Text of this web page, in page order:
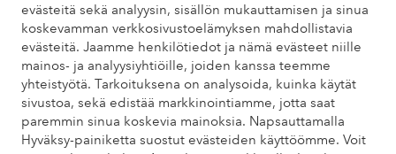
evästeitä sekä analyysin, sisällön mukauttamisen ja sinua
koskevamman verkkosivustoelämyksen mahdollistavia
evästeitä. Jaamme henkilötiedot ja nämä evästeet niille
mainos- ja analyysiyhtiöille, joiden kanssa teemme
yhteistyötä. Tarkoituksena on analysoida, kuinka käytät
sivustoa, sekä edistää markkinointiamme, jotta saat
paremmin sinua koskevia mainoksia. Napsauttamalla
Hyväksy-painiketta suostut evästeiden käyttöömme. Voit
Turvalliset maksut – maksa nyt tai erissä
Haluatko tietää lisää maksuvaihtoehdoistamme?
elpy elpy